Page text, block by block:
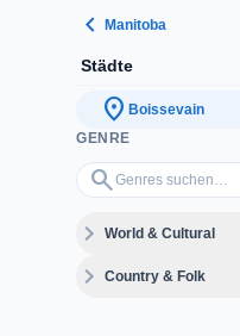
chevron_left Manitoba
Städte
location_on Boissevain
GENRE
search
Genres suchen…
expand_moreWorld & Cultural
expand_moreCountry & Folk